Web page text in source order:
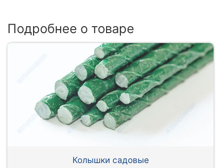
Подробнее о товаре
Колышки садовые